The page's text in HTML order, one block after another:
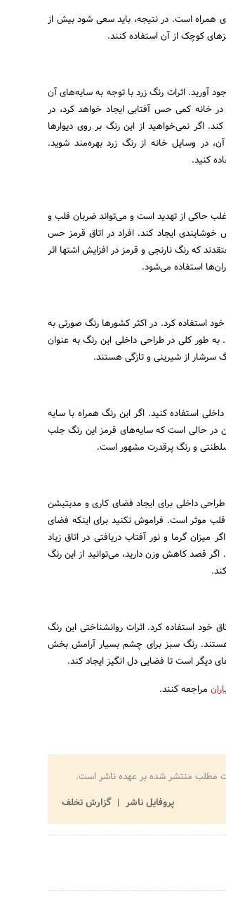
همراه است. در نتیجه، باید سعی شود بیش از
کوچک از آن استفاده کنند.
آورید. اثرات رنگ زرد با توجه به سایه‌های آن
خانه کمی حس آفتابی ایجاد خواهد کرد، در
اگر نمی‌خواهید از این رنگ بر روی دیوارها
در وسایل خانه از رنگ زرد بهره‌مند شوید.
کنید.
حاکی از تهدید است و می‌تواند ضربان قلب و
خوشایندی ایجاد کند. افراد در اتاق قرمز حس
که رنگ نارنجی و قرمز در افزایش اشتها اثر
استفاده می‌شود.
استفاده کرد. در اکثر کشورها رنگ صورتی به
به طور کلی در طراحی داخلی این رنگ به عنوان
از شیرینی و تازگی هستند.
استفاده کنید. اگر این رنگ همراه با سایه
در حالی است که سایه‌های قرمز این رنگ جلب
و رنگ پرقدرت مشهور است.
داخلی برای ایجاد فضای کاری و مدیتیشن
موثر است. فراموش نکنید برای اینکه فضای
میزان گرما و نور آفتاب دریافتی در اتاق زیاد
قصد کاهش وزن دارید، می‌توانید از این رنگ
استفاده کرد. اثرات روانشناختی این رنگ
رنگ سبز برای چشم بسیار آرامش بخش
دیگر است تا فضایی دل انگیز ایجاد کند.
مراجعه کنند.
مطلب منتشر شده بر عهده ناشر است.
پروفایل ناشر
گزارش تخلف